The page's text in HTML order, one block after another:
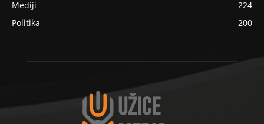
Mediji
224
Politika
200